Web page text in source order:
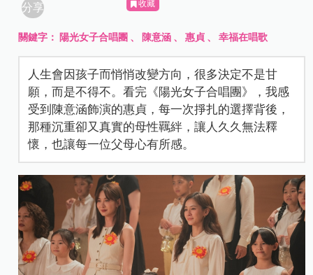
分享 收藏
關鍵字： 陽光女子合唱團 、 陳意涵 、惠貞 、幸福在唱歌
人生會因孩子而悄悄改變方向，很多決定不是甘
願，而是不得不。看完《陽光女子合唱團》，我感
受到陳意涵飾演的惠貞，每一次掙扎的選擇背後，
那種沉重卻又真實的母性羈絆，讓人久久無法釋
懷，也讓每一位父母心有所感。